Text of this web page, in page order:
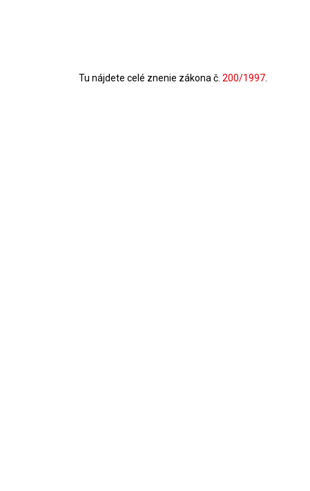
Tu nájdete celé znenie zákona č. 200/1997